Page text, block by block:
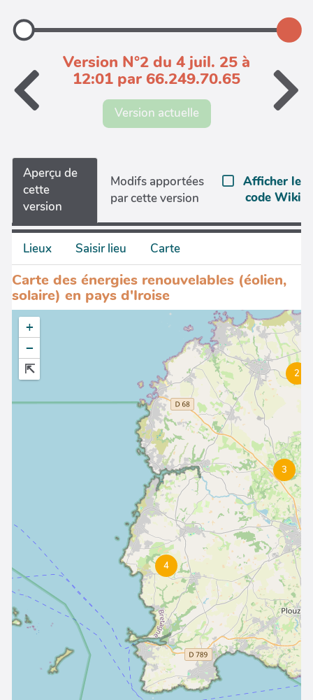
Version N°2 du 4 juil. 25 à
12:01 par 66.249.70.65
Version actuelle
Aperçu de
cette
version
Modifs apportées
par cette version
Afficher le
code Wiki